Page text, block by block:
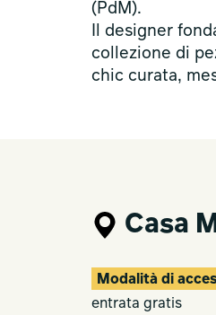
(PdM).
Il designer
collezione di
chic curata,
Casa
Modalità di
entrata gratis